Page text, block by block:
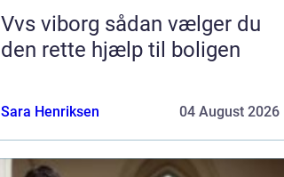
Vvs viborg sådan vælger du
den rette hjælp til boligen
Sara Henriksen 04 August 2026